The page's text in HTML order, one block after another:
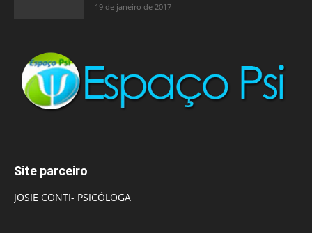
19 de janeiro de 2017
Site parceiro
JOSIE CONTI- PSICÓLOGA